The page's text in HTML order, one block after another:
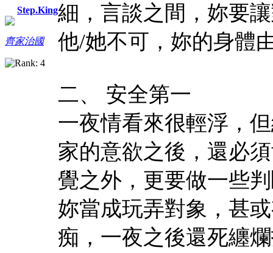
Step.King
齊家治國
細，言談之間，妳要
他/她不可，妳的身體
二、 安全第一
一夜情看來很輕浮，
家的意欲之後，還必
覺之外，更要做一些
妳當成玩弄對象，甚
痴，一夜之後還死纏